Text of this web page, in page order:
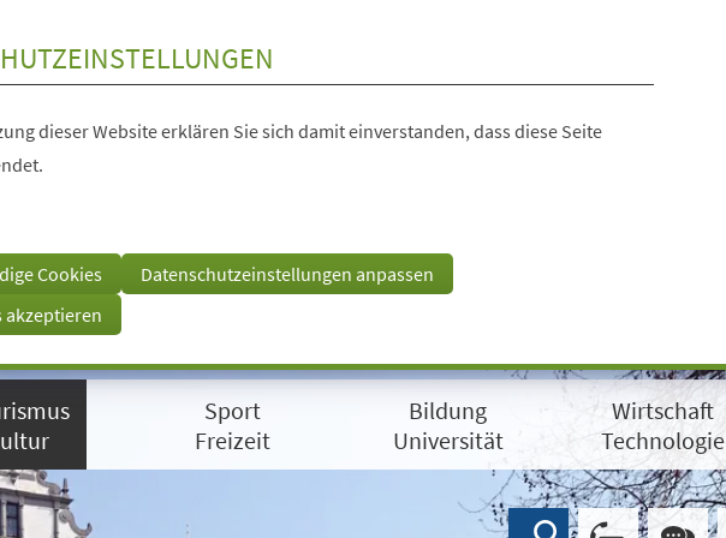
dieser Website erklären Sie sich damit einverstanden, dass diese Seite
Cookies
Datenschutzeinstellungen anpassen
akzeptieren
Sport
Freizeit
Bildung
Universität
Wirtschaft
Technologie